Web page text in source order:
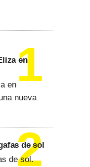
en
en
nueva
de sol
de sol.